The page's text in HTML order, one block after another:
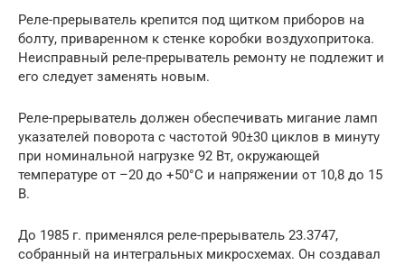
Реле-прерыватель крепится под щитком приборов на
болту, приваренном к стенке коробки воздухопритока.
Неисправный реле-прерыватель ремонту не подлежит и
его следует заменять новым.
Реле-прерыватель должен обеспечивать мигание ламп
указателей поворота с частотой 90±30 циклов в минуту
при номинальной нагрузке 92 Вт, окружающей
температуре от –20 до +50°С и напряжении от 10,8 до 15
В.
До 1985 г. применялся реле-прерыватель 23.3747,
собранный на интегральных микросхемах. Он создавал